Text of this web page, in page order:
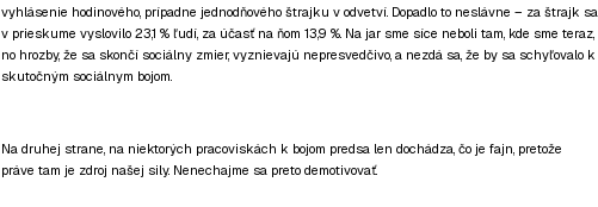
vyhlásenie hodinového, prípadne jednodňového štrajku v odvetví. Dopadlo to neslávne – za štrajk sa
v prieskume vyslovilo 23,1 % ľudí, za účasť na ňom 13,9 %. Na jar sme síce neboli tam, kde sme teraz,
no hrozby, že sa skončí sociálny zmier, vyznievajú nepresvedčivo, a nezdá sa, že by sa schyľovalo k
skutočným sociálnym bojom.
Na druhej strane, na niektorých pracoviskách k bojom predsa len dochádza, čo je fajn, pretože
práve tam je zdroj našej sily. Nenechajme sa preto demotivovať.